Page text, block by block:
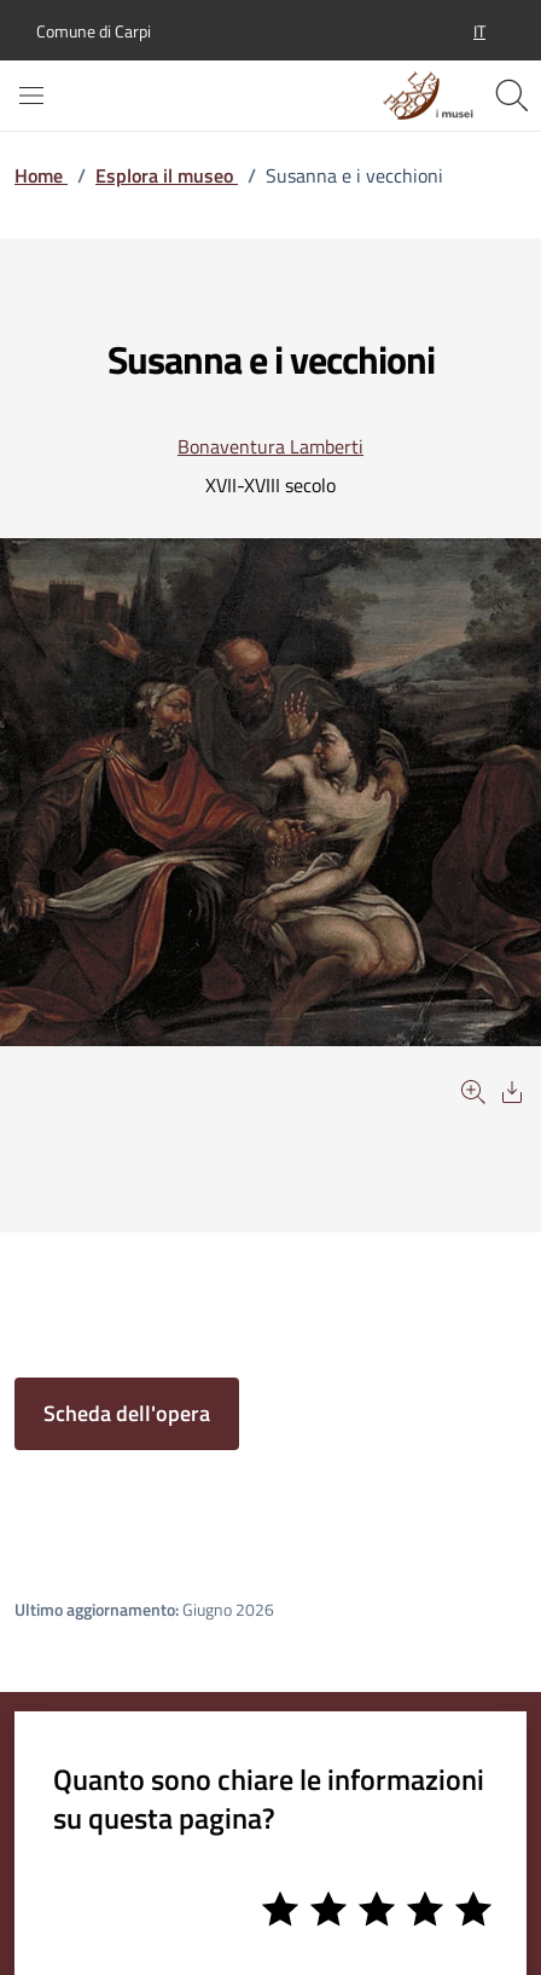
Comune di Carpi IT
Home / Esplora il museo / Susanna e i vecchioni
Susanna e i vecchioni
Bonaventura Lamberti
XVII-XVIII secolo
Scheda dell'opera
Ultimo aggiornamento:Giugno 2026
Quanto sono chiare le informazioni
su questa pagina?
5
stars
4
stars
3
stars
2
stars
1
stars